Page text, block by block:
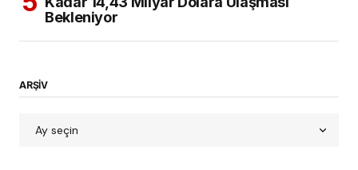
Bekleniyor
ARŞİV